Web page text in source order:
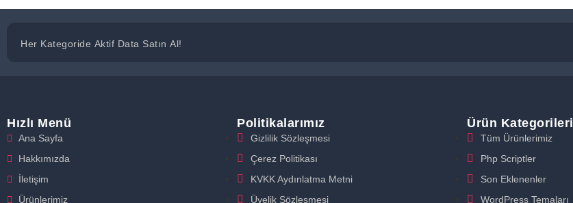
Her Kategoride Aktif Data Satın Al!
Hızlı Menü
Ana Sayfa
Hakkımızda
İletişim
Ürünlerimiz
Politikalarımız
Gizlilik Sözleşmesi
Çerez Politikası
KVKK Aydınlatma Metni
Üyelik Sözleşmesi
Ürün Kategorileri
Tüm Ürünlerimiz
Php Scriptler
Son Eklenenler
WordPress Temaları